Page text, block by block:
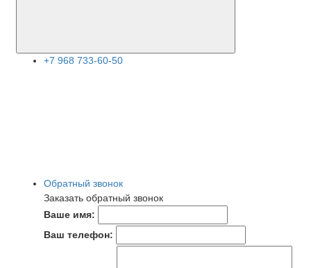
+7 968 733-60-50
Обратный звонок
Заказать обратный звонок
Ваше имя:
Ваш телефон: